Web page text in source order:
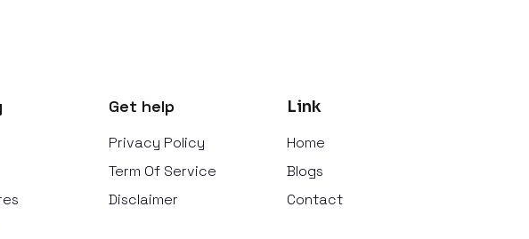
Get help
Privacy Policy
Term Of Service
Disclaimer
Link
Home
Blogs
Contact